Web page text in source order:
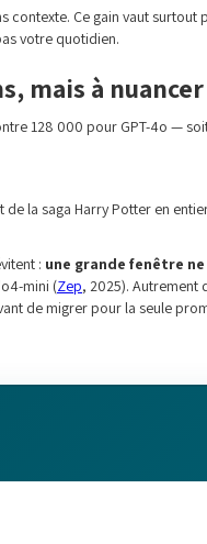
contexte. Ce gain vaut surtout
votre quotidien.
mais à nuancer
128 000 pour GPT-4o —
la saga Harry Potter en
: une grande fenêtre
mini (Zep, 2025). Autrement
de migrer pour la seule